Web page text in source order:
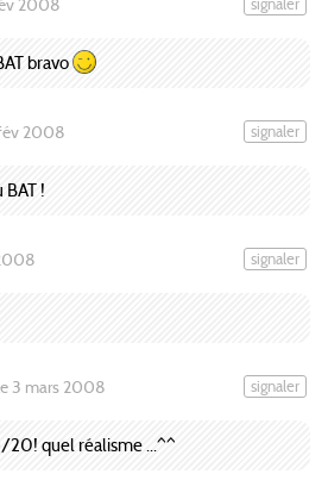
2008
bravo
2008 signaler
!
signaler
3 mars 2008 signaler
20! quel réalisme ...^^